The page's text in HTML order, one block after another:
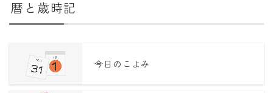
暦と歳時記
今日のこよみ